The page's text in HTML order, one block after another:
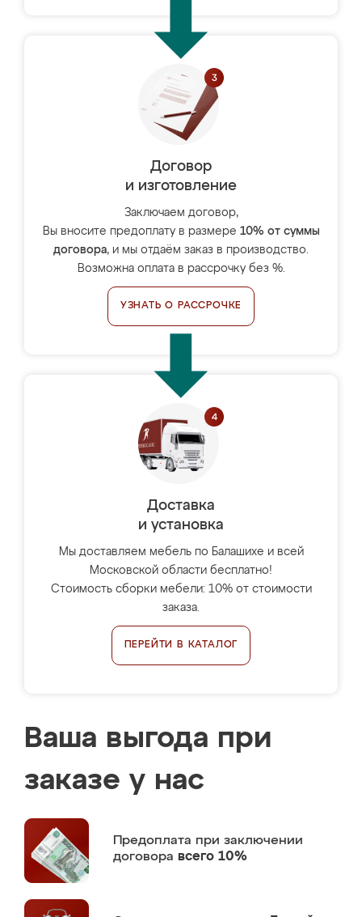
Договор
и изготовление
Заключаем договор,
Вы вносите предоплату в размере 10% от суммы
договора, и мы отдаём заказ в производство.
Возможна оплата в рассрочку без %.
УЗНАТЬ О РАССРОЧКЕ
Доставка
и установка
Мы доставляем мебель по Балашихе и всей
Московской области бесплатно!
Стоимость сборки мебели: 10% от стоимости
заказа.
ПЕРЕЙТИ В КАТАЛОГ
Ваша выгода при
заказе у нас
Предоплата при заключении
договора всего 10%